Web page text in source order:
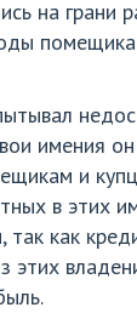
на грани
имения
и
в этих
как
этих